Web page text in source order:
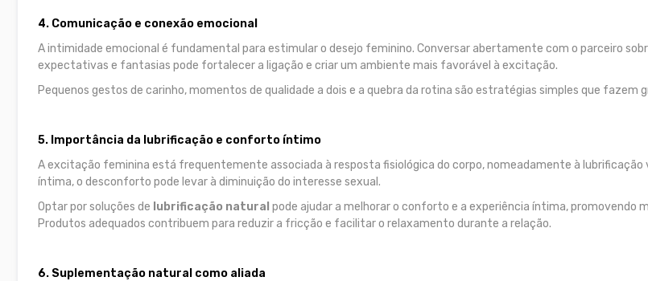
4. Comunicação e conexão emocional
A intimidade emocional é fundamental para estimular o desejo feminino. Conversar abertamente com o parceiro
expectativas e fantasias pode fortalecer a ligação e criar um ambiente mais favorável à excitação.
Pequenos gestos de carinho, momentos de qualidade a dois e a quebra da rotina são estratégias simples que fazem
5. Importância da lubrificação e conforto íntimo
A excitação feminina está frequentemente associada à resposta fisiológica do corpo, nomeadamente à lubrificação
íntima, o desconforto pode levar à diminuição do interesse sexual.
Optar por soluções de lubrificação natural pode ajudar a melhorar o conforto e a experiência íntima, promovendo
Produtos adequados contribuem para reduzir a fricção e facilitar o relaxamento durante a relação.
6. Suplementação natural como aliada